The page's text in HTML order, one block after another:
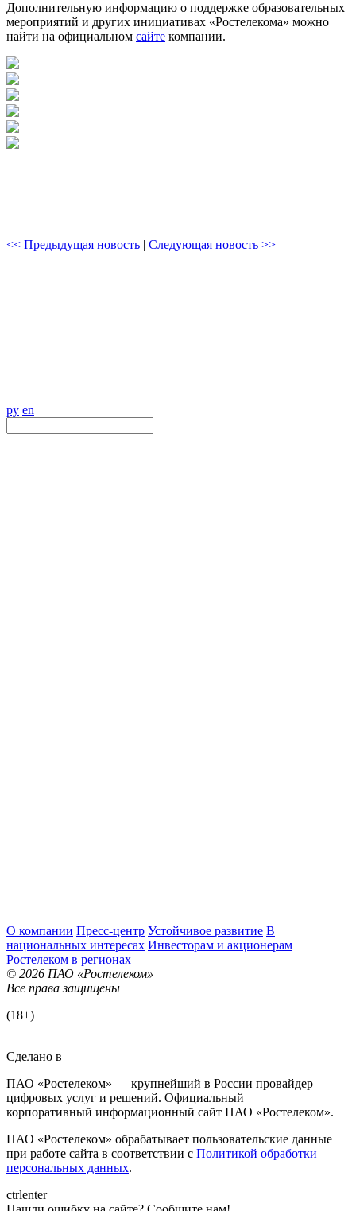
Дополнительную информацию о поддержке образовательных
мероприятий и других инициативах «Ростелекома» можно
найти на официальном сайте компании.
<< Предыдущая новость | Следующая новость >>
ру en
О компании Пресс-центр Устойчивое развитие В
национальных интересах Инвесторам и акционерам
Ростелеком в регионах
© 2026 ПАО «Ростелеком»
Все права защищены
(18+)
Сделано в
ПАО «Ростелеком» — крупнейший в России провайдер
цифровых услуг и решений. Официальный
корпоративный информационный сайт ПАО «Ростелеком».
ПАО «Ростелеком» обрабатывает пользовательские данные
при работе сайта в соответствии с Политикой обработки
персональных данных.
ctrlenter